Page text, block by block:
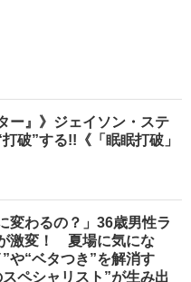
ー』》ジェイソン・ステ
破”する!!《「眠眠打破」
変わるの？」36歳男性ラ
激変！ 夏場に気にな
や“ベタつき”を解消す
ペシャリスト”が生み出